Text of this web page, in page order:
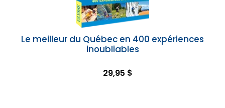
Le meilleur du Québec en 400 expériences
inoubliables
29,95 $